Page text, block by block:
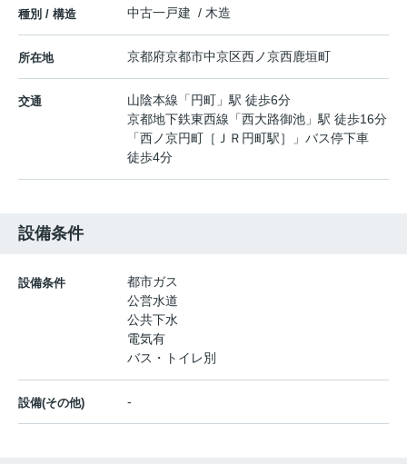
種別 / 構造 中古一戸建 / 木造
所在地 京都府京都市中京区西ノ京西鹿垣町
交通 山陰本線 「円町 」駅 徒歩6分
京都地下鉄東西線 「西大路御池 」駅 徒歩16分
「西ノ京円町［ＪＲ円町駅］」バス停下車
徒歩4分
設備条件
設備条件
都市ガス
公営水道
公共下水
電気有
バス・トイレ別
設備(その他) -